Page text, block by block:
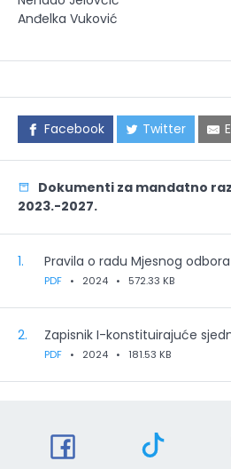
Anđelka Vuković
Facebook Twitter
Dokumenti za mandatno
2023.-2027.
1. Pravila o radu Mjesnog
PDF • 2024 • 572.33 KB
2. Zapisnik I-konstituirajuće
PDF • 2024 • 181.53 KB